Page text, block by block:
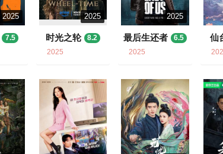
2025
7.5
2025
时光之轮
8.2
2025
2025
最后生还者
6.5
2025
仙